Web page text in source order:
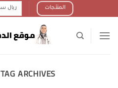
to
المنتجات
TAG ARCHIVES: